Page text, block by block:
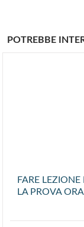
POTREBBE
FARE
LA PROVA